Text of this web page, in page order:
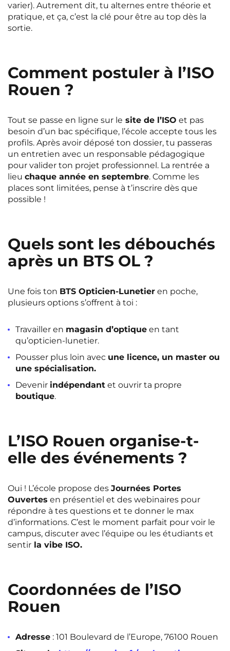
varier). Autrement dit, tu alternes entre théorie et
pratique, et ça, c’est la clé pour être au top dès la
sortie.
Comment postuler à l’ISO
Rouen ?
Tout se passe en ligne sur le site de l’ISO et pas
besoin d’un bac spécifique, l’école accepte tous les
profils. Après avoir déposé ton dossier, tu passeras
un entretien avec un responsable pédagogique
pour valider ton projet professionnel. La rentrée a
lieu chaque année en septembre. Comme les
places sont limitées, pense à t’inscrire dès que
possible !
Quels sont les débouchés
après un BTS OL ?
Une fois ton BTS Opticien-Lunetier en poche,
plusieurs options s’offrent à toi :
Travailler en magasin d’optique en tant
qu’opticien-lunetier.
Pousser plus loin avec une licence, un master ou
une spécialisation.
Devenir indépendant et ouvrir ta propre
boutique.
L’ISO Rouen organise-t-
elle des événements ?
Oui ! L’école propose des Journées Portes
Ouvertes en présentiel et des webinaires pour
répondre à tes questions et te donner le max
d’informations. C’est le moment parfait pour voir le
campus, discuter avec l’équipe ou les étudiants et
sentir la vibe ISO.
Coordonnées de l’ISO
Rouen
Adresse : 101 Boulevard de l’Europe, 76100 Rouen